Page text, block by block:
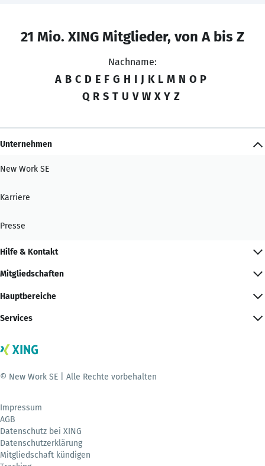
21 Mio. XING Mitglieder, von A bis Z
Nachname:
A B C D E F G H I J K L M N O P
Q R S T U V W X Y Z
Unternehmen
New Work SE
Karriere
Presse
Hilfe & Kontakt
Mitgliedschaften
Hauptbereiche
Services
© New Work SE | Alle Rechte vorbehalten
Impressum
AGB
Datenschutz bei XING
Datenschutzerklärung
Mitgliedschaft kündigen